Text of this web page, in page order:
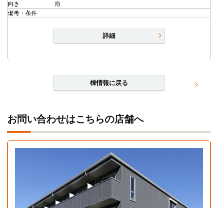
向き
南
備考・条件
詳細
棟情報に戻る
お問い合わせはこちらの店舗へ